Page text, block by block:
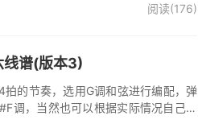
《怒放的生命》中 。本吉他谱根据原
阅读(176)
线谱(版本3)
的节奏，选用G调和弦进行编配，弹
调，当然也可以根据实际情况自己微